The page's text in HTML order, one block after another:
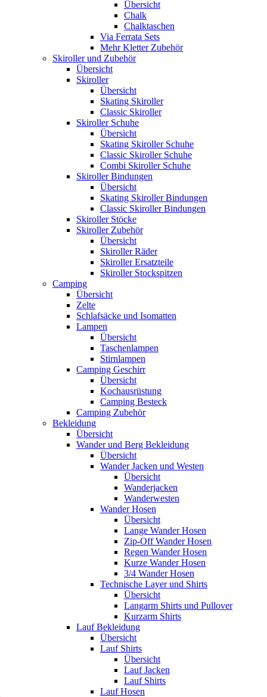
Übersicht
Chalk
Chalktaschen
Via Ferrata Sets
Mehr Kletter Zubehör
Skiroller und Zubehör
Übersicht
Skiroller
Übersicht
Skating Skiroller
Classic Skiroller
Skiroller Schuhe
Übersicht
Skating Skiroller Schuhe
Classic Skiroller Schuhe
Combi Skiroller Schuhe
Skiroller Bindungen
Übersicht
Skating Skiroller Bindungen
Classic Skiroller Bindungen
Skiroller Stöcke
Skiroller Zubehör
Übersicht
Skiroller Räder
Skiroller Ersatzteile
Skiroller Stockspitzen
Camping
Übersicht
Zelte
Schlafsäcke und Isomatten
Lampen
Übersicht
Taschenlampen
Stirnlampen
Camping Geschirr
Übersicht
Kochausrüstung
Camping Besteck
Camping Zubehör
Bekleidung
Übersicht
Wander und Berg Bekleidung
Übersicht
Wander Jacken und Westen
Übersicht
Wanderjacken
Wanderwesten
Wander Hosen
Übersicht
Lange Wander Hosen
Zip-Off Wander Hosen
Regen Wander Hosen
Kurze Wander Hosen
3/4 Wander Hosen
Technische Layer und Shirts
Übersicht
Langarm Shirts und Pullover
Kurzarm Shirts
Lauf Bekleidung
Übersicht
Lauf Shirts
Übersicht
Lauf Jacken
Lauf Shirts
Lauf Hosen